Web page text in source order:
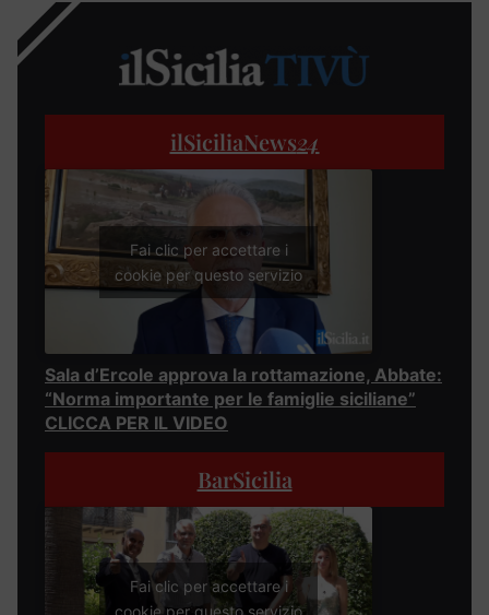
ilSiciliaNews24
Fai clic per accettare i
cookie per questo servizio
Sala d’Ercole approva la rottamazione, Abbate:
“Norma importante per le famiglie siciliane”
CLICCA PER IL VIDEO
BarSicilia
Fai clic per accettare i